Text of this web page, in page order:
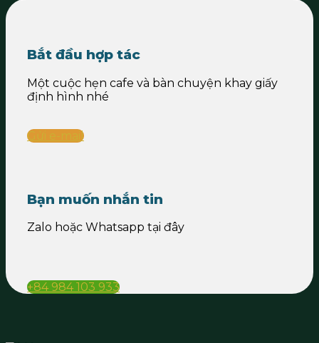
Bắt đầu hợp tác
Một cuộc hẹn cafe và bàn chuyện khay giấy
định hình nhé
Gửi e-mail
Bạn muốn nhắn tin
Zalo hoặc Whatsapp tại đây
+84 984 103 933